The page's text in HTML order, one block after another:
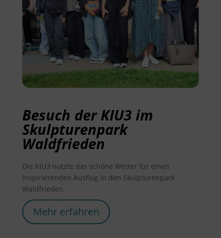
Besuch der KIU3 im
Skulpturenpark
Waldfrieden
Die KIU3 nutzte das schöne Wetter für einen
inspirierenden Ausflug in den Skulpturenpark
Waldfrieden.
Mehr erfahren